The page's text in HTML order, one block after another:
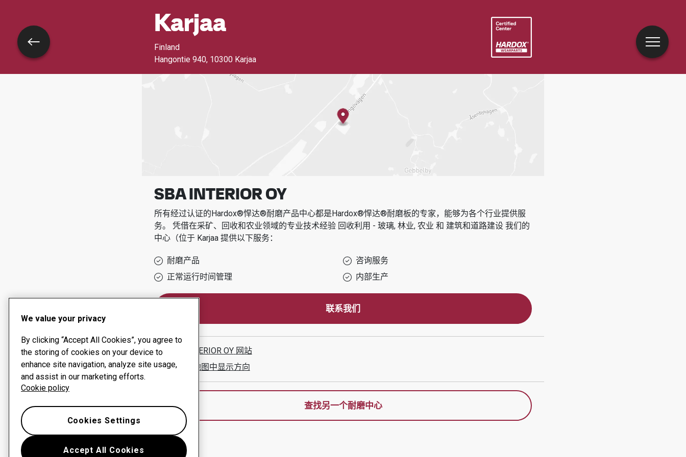
Karjaa
Finland
Hangontie 940, 10300 Karjaa
SBA INTERIOR OY
所有经过认证的Hardox®悍达®耐磨产品中心都是Hardox®悍达®耐磨板的专家，能够为各个行业提供服
务。 凭借在采矿、回收和农业领域的专业技术经验 回收利用 - 玻璃, 林业, 农业 和 建筑和道路建设 我们的
中心（位于 Karjaa提供以下服务：
耐磨产品
咨询服务
正常运行时间管理
内部生产
联系我们
SBA INTERIOR OY 网站
在谷歌地图中显示方向
查找另一个耐磨中心
返回
We value your privacy
By clicking “Accept All Cookies”, you agree to
the storing of cookies on your device to
enhance site navigation, analyze site usage,
and assist in our marketing efforts.
Cookie policy
Accept All Cookies
Cookies Settings